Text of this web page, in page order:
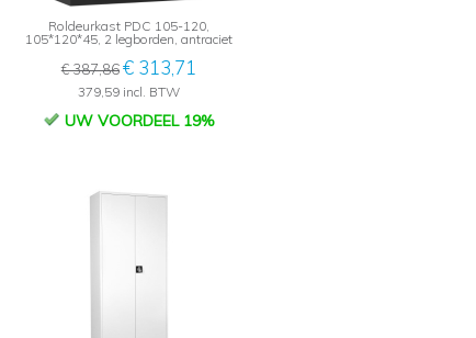
Roldeurkast PDC 105-120,
105*120*45, 2 legborden, antraciet
€ 387,86€ 313,71
379,59 incl. BTW
UW VOORDEEL 19%